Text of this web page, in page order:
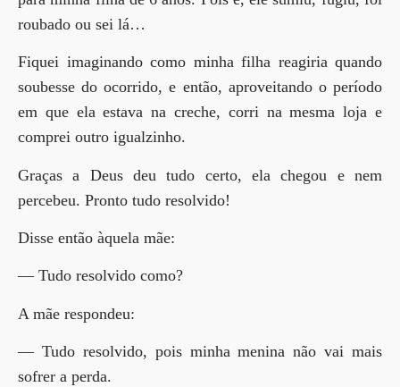
roubado ou sei lá…
Fiquei imaginando como minha filha reagiria quando
soubesse do ocorrido, e então, aproveitando o período
em que ela estava na creche, corri na mesma loja e
comprei outro igualzinho.
Graças a Deus deu tudo certo, ela chegou e nem
percebeu. Pronto tudo resolvido!
Disse então àquela mãe:
— Tudo resolvido como?
A mãe respondeu:
— Tudo resolvido, pois minha menina não vai mais
sofrer a perda.